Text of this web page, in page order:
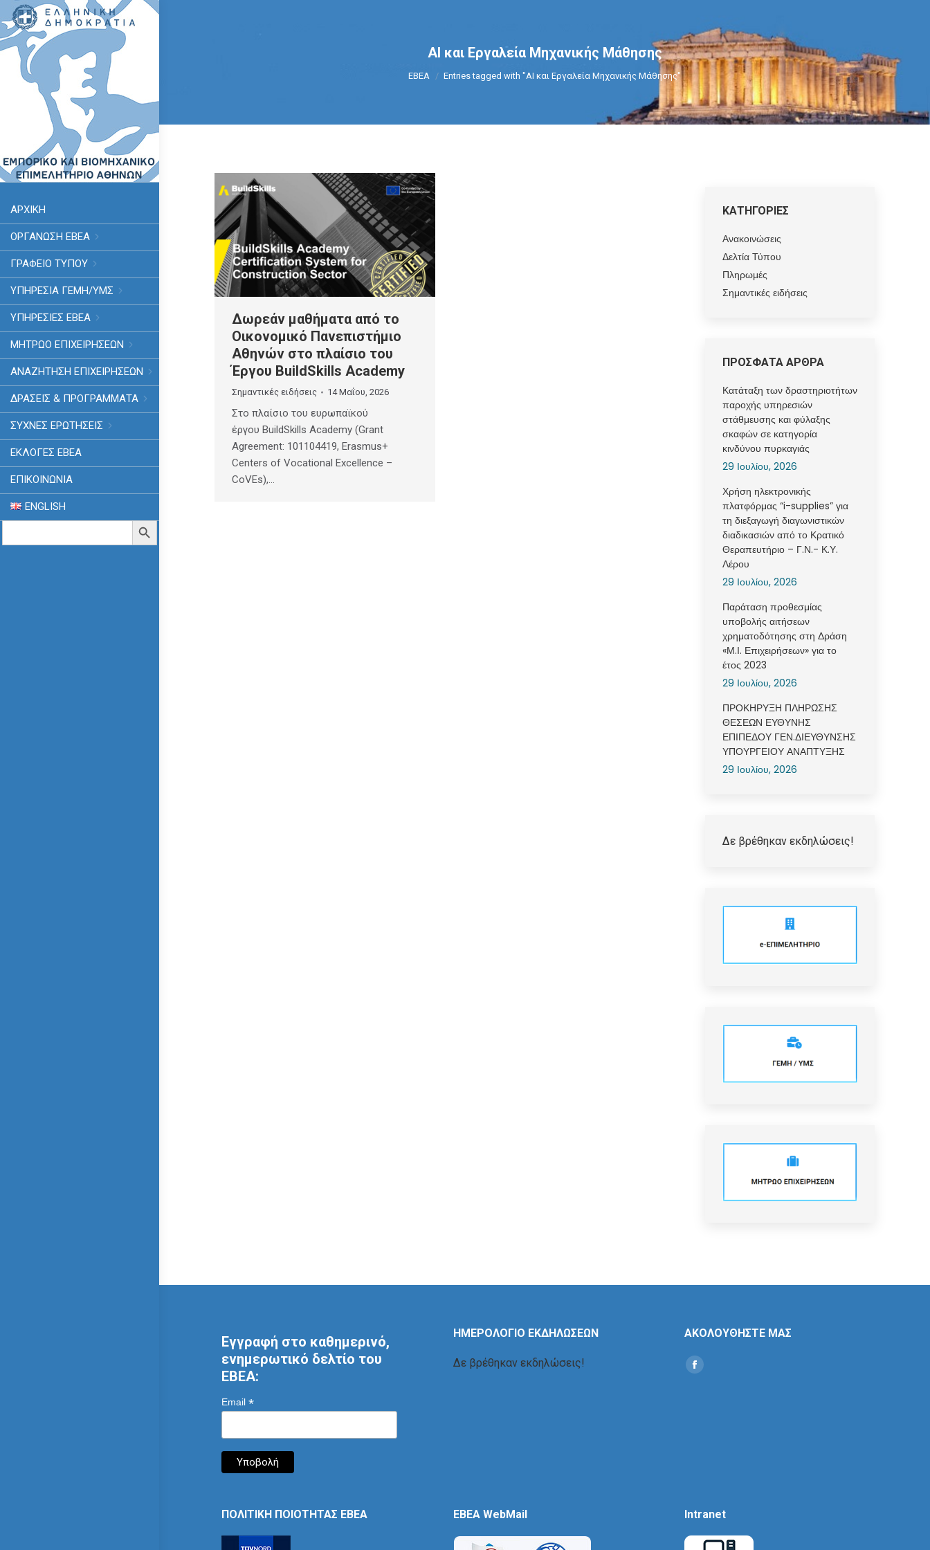
ΑΡΧΙΚΗ
ΟΡΓΑΝΩΣΗ ΕΒΕΑ
ΓΡΑΦΕΙΟ ΤΥΠΟΥ
ΥΠΗΡΕΣΊΑ ΓΕΜΗ/ΥΜΣ
ΥΠΗΡΕΣΙΕΣ ΕΒΕΑ
ΜΗΤΡΩΟ ΕΠΙΧΕΙΡΗΣΕΩΝ
ΑΝΑΖΗΤΗΣΗ ΕΠΙΧΕΙΡΗΣΕΩΝ
ΔΡΑΣΕΙΣ & ΠΡΟΓΡΑΜΜΑΤΑ
ΣΥΧΝΕΣ ΕΡΩΤΗΣΕΙΣ
ΕΚΛΟΓΈΣ ΕΒΕΑ
ΕΠΙΚΟΙΝΩΝΙΑ
ENGLISH
Search
Search Button
ΑΙ και Εργαλεία Μηχανικής Μάθησης
You are here:
ΕΒΕΑ Entries tagged with "ΑΙ και Εργαλεία Μηχανικής Μάθησης"
Δωρεάν μαθήματα από το
Οικονομικό Πανεπιστήμιο
Αθηνών στο πλαίσιο του
Έργου BuildSkills Academy
Σημαντικές ειδήσεις 14 Μαΐου, 2026
Στο πλαίσιο του ευρωπαϊκού
έργου BuildSkills Academy (Grant
Agreement: 101104419, Erasmus+
Centers of Vocational Excellence –
CoVEs),…
ΚΑΤΗΓΟΡΙΕΣ
Ανακοινώσεις
Δελτία Τύπου
Πληρωμές
Σημαντικές ειδήσεις
ΠΡΟΣΦΑΤΑ ΑΡΘΡΑ
Κατάταξη των δραστηριοτήτων
παροχής υπηρεσιών
στάθμευσης και φύλαξης
σκαφών σε κατηγορία
κινδύνου πυρκαγιάς
29 Ιουλίου, 2026
Χρήση ηλεκτρονικής
πλατφόρμας “i-supplies” για
τη διεξαγωγή διαγωνιστικών
διαδικασιών από το Κρατικό
Θεραπευτήριο – Γ.Ν.- Κ.Υ.
Λέρου
29 Ιουλίου, 2026
Παράταση προθεσμίας
υποβολής αιτήσεων
χρηματοδότησης στη Δράση
«Μ.Ι. Επιχειρήσεων» για το
έτος 2023
29 Ιουλίου, 2026
ΠΡΟΚΗΡΥΞΗ ΠΛΗΡΩΣΗΣ
ΘΕΣΕΩΝ ΕΥΘΥΝΗΣ
ΕΠΙΠΕΔΟΥ ΓΕΝ.ΔΙΕΥΘΥΝΣΗΣ
ΥΠΟΥΡΓΕΙΟΥ ΑΝΑΠΤΥΞΗΣ
29 Ιουλίου, 2026
Δε βρέθηκαν εκδηλώσεις!
Εγγραφή στο καθημερινό,
ενημερωτικό δελτίο του
ΕΒΕΑ:
Email *
ΗΜΕΡΟΛΟΓΙΟ ΕΚΔΗΛΩΣΕΩΝ
Δε βρέθηκαν εκδηλώσεις!
ΑΚΟΛΟΥΘΗΣΤΕ ΜΑΣ
Find us on:
Social
ΠΟΛΙΤΙΚΗ ΠΟΙΟΤΗΤΑΣ ΕΒΕΑ EBEA WebMail Intranet